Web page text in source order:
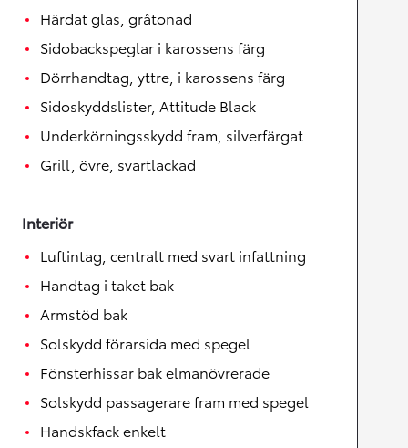
Härdat glas, gråtonad
Sidobackspeglar i karossens färg
Dörrhandtag, yttre, i karossens färg
Sidoskyddslister, Attitude Black
Underkörningsskydd fram, silverfärgat
Grill, övre, svartlackad
Interiör
Luftintag, centralt med svart infattning
Handtag i taket bak
Armstöd bak
Solskydd förarsida med spegel
Fönsterhissar bak elmanövrerade
Solskydd passagerare fram med spegel
Handskfack enkelt